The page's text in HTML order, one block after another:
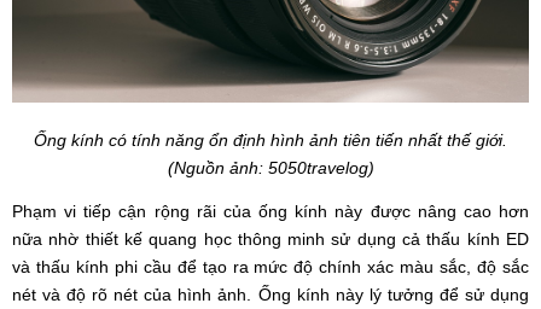
Ống kính có tính năng ổn định hình ảnh tiên tiến nhất thế giới.
(Nguồn ảnh: 5050travelog)
Phạm vi tiếp cận rộng rãi của ống kính này được nâng cao hơn
nữa nhờ thiết kế quang học thông minh sử dụng cả thấu kính ED
và thấu kính phi cầu để tạo ra mức độ chính xác màu sắc, độ sắc
nét và độ rõ nét của hình ảnh. Ống kính này lý tưởng để sử dụng